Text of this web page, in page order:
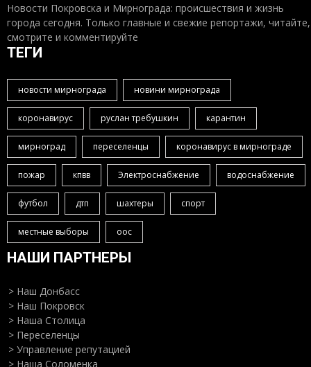
Новости Покровска и Мирнограда: происшествия и жизнь
города сегодня. Только главные и свежие репортажи, читайте,
смотрите и комментируйте
ТЕГИ
новости мирнограда новини мирнограда
коронавирус руслан требушкин карантин
мирноград переселенцы коронавирус в мирнограде
пожар кпвв Электроснабжение водоснабжение
футбол дтп шахтеры спорт
местные выборы оос
НАШИ ПАРТНЕРЫ
> Наш Донбасс
> Наш Покровск
> Наша Столица
> Переселенцы
> Управление репутацией
> Наша Соломенка